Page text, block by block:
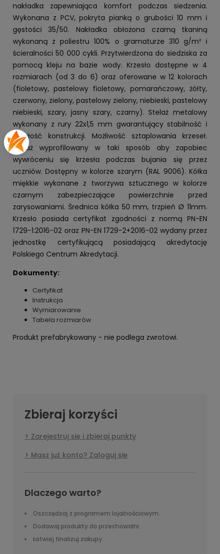
nakładka zapewniająca komfort podczas siedzenia.
Wykonana z PCV, pokryta pianką o grubości 10 mm i
gęstości 35/50. Nakładka obłożona czarną tkaniną
wykonaną z poliestru 100% o gramaturze 310 g/m² i
ścieralności 50 000 cykli. Przytwierdzona do siedziska za
pomocą kleju na bazie wody. Krzesło dostępne w 4
rozmiarach (od 3 do 6) oraz oferowane w 12 kolorach
(fioletowy, pastelowy fioletowy, pomarańczowy, żółty,
czerwony, zielony, pastelowy zielony, niebieski, pastelowy
niebieski, szary, jasny szary, czarny). Stelaż metalowy
wykonany z rury 22x1,5 mm gwarantujący stabilność i
trwałość konstrukcji. Możliwość sztaplowania krzeseł.
Stelaż wyprofilowany w taki sposób aby zapobiec
wywróceniu się krzesła podczas bujania się przez
uczniów. Dostępny w kolorze szarym (RAL 9006). Kółka
miękkie wykonane z tworzywa sztucznego w kolorze
czarnym zabezpieczające powierzchnie przed
zarysowaniami. Średnica kółka 50 mm, trzpień Ø 11mm.
Krzesło posiada certyfikat zgodności z normą PN-EN
1729-1:2016-02 oraz PN-EN 1729-2+2016-02 wydany przez
jednostkę certyfikującą posiadającą akredytację
Polskiego Centrum Akredytacji.
Dokumenty:
Certyfikat
Instrukcja
Wymiarowanie
Tabela rozmiarów
Produkt prefabrykowany - nie podlega zwrotowi.
Zbieraj korzyści
Zarejestruj się i zbieraj punkty
Masz już konto? Zaloguj się
Dlaczego warto?
Oszczędzaj z programem lojalnościowym.
Dodawaj produkty do przechowalni.
Łatwiej finalizuj zakupy.